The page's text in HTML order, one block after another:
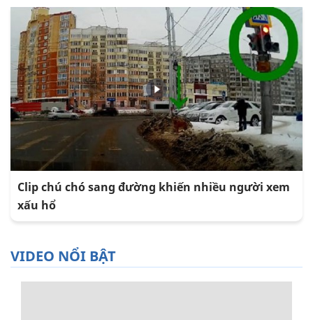
Clip chú chó sang đường khiến nhiều người xem
xấu hổ
VIDEO NỔI BẬT